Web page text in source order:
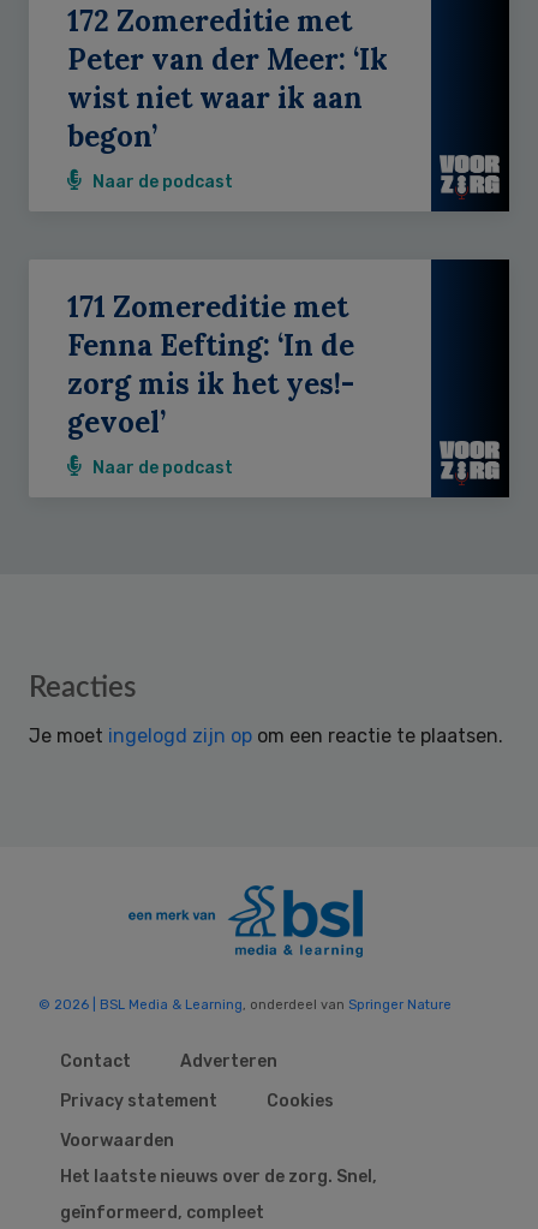
172 Zomereditie met
Peter van der Meer: ‘Ik
wist niet waar ik aan
begon’
Naar de podcast
171 Zomereditie met
Fenna Eefting: ‘In de
zorg mis ik het yes!-
gevoel’
Naar de podcast
Reader
Reacties
Je moet ingelogd zijn op om een reactie te plaatsen.
© 2026 | BSL Media & Learning, onderdeel van Springer Nature
Contact
Adverteren
Privacy statement
Cookies
Voorwaarden
Het laatste nieuws over de zorg. Snel,
geïnformeerd, compleet